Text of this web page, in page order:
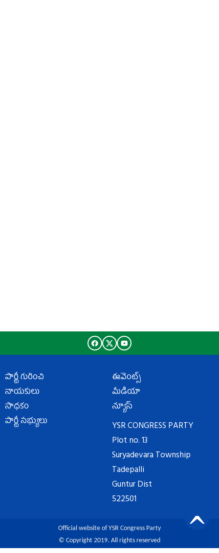
పార్టీ గురించి
నాయకులు
సాధకం
పార్టీ సభ్యులు
ఈవెంట్స్
మీడియా
న్యూస్
YSR CONGRESS PARTY
Plot no. 13
Suryadevara Township
Tadepalli
Guntur Dist
522501
Official website of YSR Congress Party
© Copyright 2019. All rights reserved